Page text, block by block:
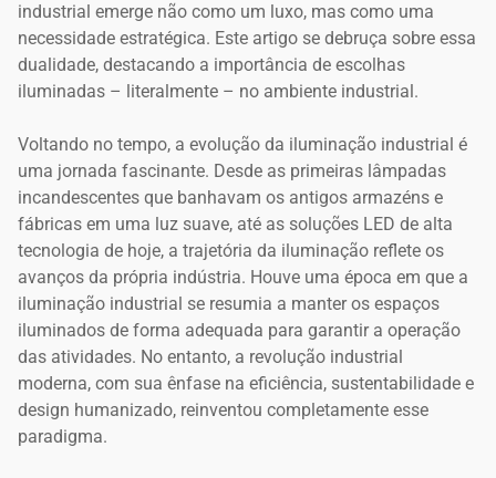
industrial emerge não como um luxo, mas como uma
necessidade estratégica. Este artigo se debruça sobre essa
dualidade, destacando a importância de escolhas
iluminadas – literalmente – no ambiente industrial.
Voltando no tempo, a evolução da iluminação industrial é
uma jornada fascinante. Desde as primeiras lâmpadas
incandescentes que banhavam os antigos armazéns e
fábricas em uma luz suave, até as soluções LED de alta
tecnologia de hoje, a trajetória da iluminação reflete os
avanços da própria indústria. Houve uma época em que a
iluminação industrial se resumia a manter os espaços
iluminados de forma adequada para garantir a operação
das atividades. No entanto, a revolução industrial
moderna, com sua ênfase na eficiência, sustentabilidade e
design humanizado, reinventou completamente esse
paradigma.